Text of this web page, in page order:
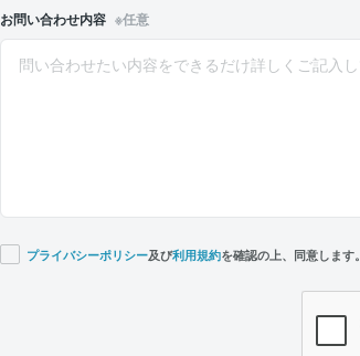
お問い合わせ内容 ※任意
プライバシーポリシー及び利用規約を確認の上、同意します。